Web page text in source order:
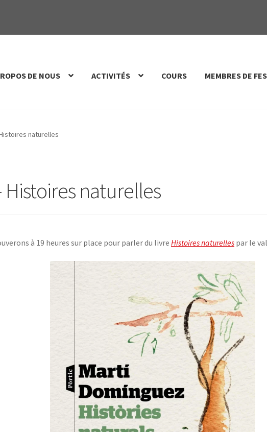
DE NOUS ACTIVITÉS COURS MEMBRES DE
naturelles
Histoires naturelles
à 19 heures sur place pour parler du livreHistoires naturelles par le